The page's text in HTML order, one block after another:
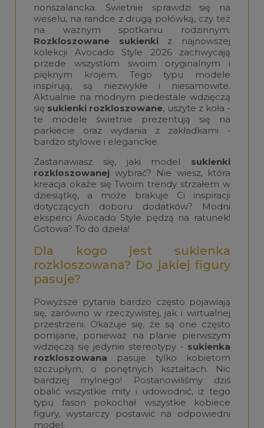
nonszalancka. Świetnie sprawdzi się na
weselu, na randce z drugą połówką, czy też
na ważnym spotkaniu rodzinnym.
Rozkloszowane sukienkiz najnowszej
kolekcji Avocado Style 2026 zachwycają
przede wszystkim swoim oryginalnym i
pięknym krojem. Tego typu modele
inspirują, są niezwykłe i niesamowite.
Aktualnie na modnym piedestale wdzięczą
się sukienki rozkloszowane, uszyte z koła -
te modele świetnie prezentują się na
parkiecie oraz wydania z zakładkami -
bardzo stylowe i eleganckie.
Zastanawiasz się, jaki model sukienki
rozkloszowanej wybrać? Nie wiesz, która
kreacja okaże się Twoim trendy strzałem w
dziesiątkę, a może brakuje Ci inspiracji
dotyczących doboru dodatków? Modni
eksperci Avocado Style pędzą na ratunek!
Gotowa? To do dzieła!
Dla kogo jest sukienka
rozkloszowana? Do jakiej figury
pasuje?
Powyższe pytania bardzo często pojawiają
się, zarówno w rzeczywistej, jak i wirtualnej
przestrzeni. Okazuje się, że są one często
pomijane, ponieważ na planie pierwszym
wdzięczą się jedynie stereotypy - sukienka
rozkloszowana pasuje tylko kobietom
szczupłym, o ponętnych kształtach. Nic
bardziej mylnego! Postanowiliśmy dziś
obalić wszystkie mity i udowodnić, iż tego
typu fason pokochał wszystkie kobiece
figury, wystarczy postawić na odpowiedni
model.